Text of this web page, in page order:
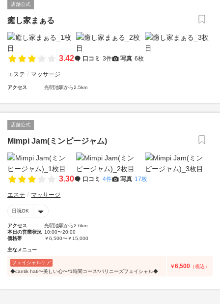
店舗公式
癒し家まぁる
3.42 口コミ 3件 写真 6枚
エステ マッサージ
アクセス 光明池駅から2.5km
店舗公式
Mimpi Jam(ミンピージャム)
3.30 口コミ 4件 写真 17枚
エステ マッサージ
日祝OK
アクセス
光明池駅から2.6km
本日の営業状況 10:00〜20:00
価格帯
￥6,500〜￥15,000
主なメニュー
フェイシャルケア
◆cantik hati〜美しい心〜*1時間コース*バリニーズフェイシャル◆
￥6,500 （税込）